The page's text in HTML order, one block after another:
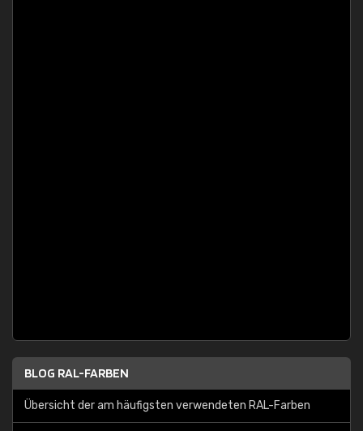
BLOG RAL-FARBEN
Übersicht der am häufigsten verwendeten RAL-Farben